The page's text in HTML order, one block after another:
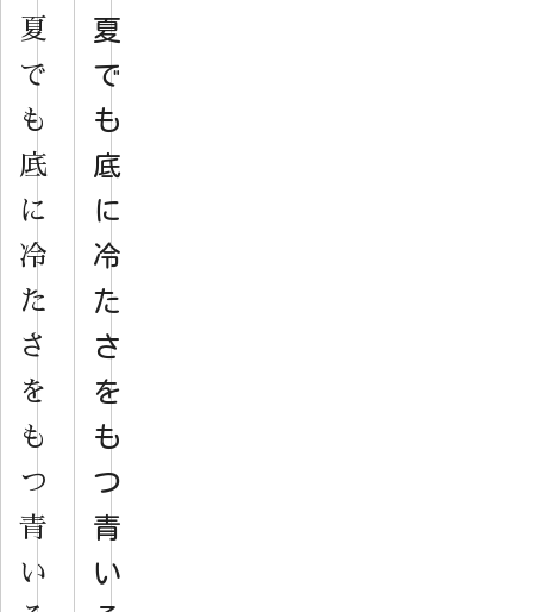
夏
で
も
底
に
冷
た
さ
を
も
つ
青
い
夏
で
も
底
に
冷
た
さ
を
も
つ
青
い